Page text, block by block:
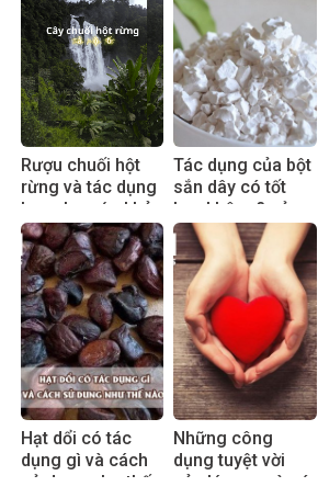
Rượu chuối hột
rừng và tác dụng
hay cho sức khỏe
Tác dụng của bột
sắn dây có tốt
hay không? sử
dụng đúng cách
hiệu quả
Hạt dổi có tác
dụng gì và cách
sử dụng như thế
Những công
dụng tuyệt vời
của lá sen mà có